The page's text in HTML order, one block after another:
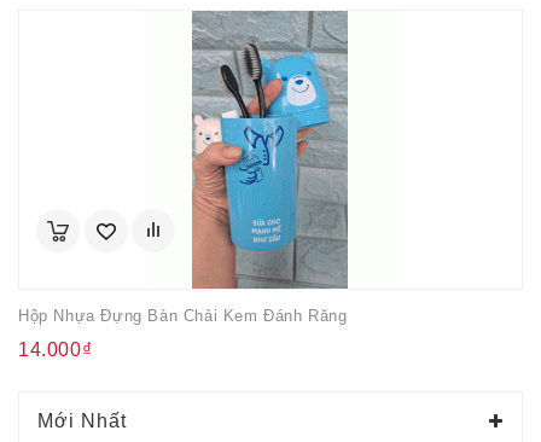
Hộp Nhựa Đựng Bàn Chải Kem Đánh Răng
14.000₫
Mới Nhất